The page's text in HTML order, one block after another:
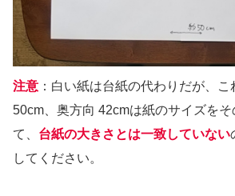
注意 ：白い紙は台紙の代わりだが、
50cm、奥方向 42cmは紙のサイズを
て、 台紙の大きさとは一致していない
してください。